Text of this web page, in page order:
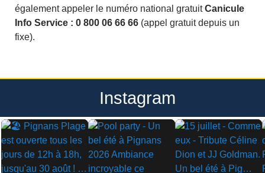
également appeler le numéro national gratuitCanicule
Info Service : 0 800 06 66 66 (appel gratuit depuis un
fixe).
Instagram